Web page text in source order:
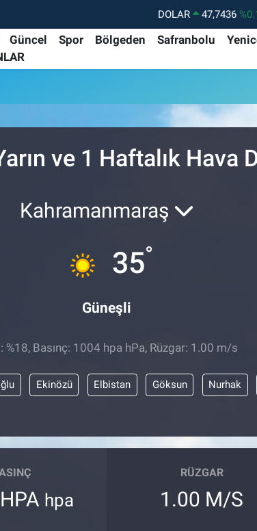
DOLAR 47,7436
EURO
55,2510
BİST100
13.779
Güncel Spor Bölgeden Safranbolu
ve 1 Haftalık Hava
Kahramanmaraş
35°
Güneşli
%18, Basınç: 1004 hpa hPa, Rüzgar: 1.00 m/s
Ekinözü Elbistan Göksun Nurhak
hpa
RÜZGAR
1.00 M/S